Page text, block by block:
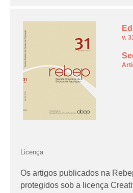
v.
Licença
Os artigos publicados na
protegidos sob a licença